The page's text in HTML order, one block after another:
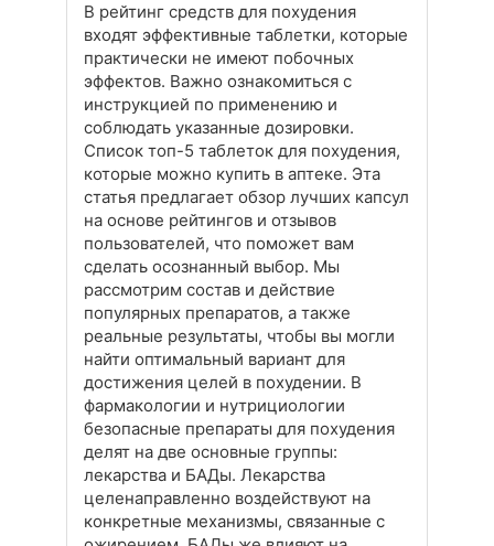
В рейтинг средств для похудения
входят эффективные таблетки, которые
практически не имеют побочных
эффектов. Важно ознакомиться с
инструкцией по применению и
соблюдать указанные дозировки.
Список топ-5 таблеток для похудения,
которые можно купить в аптеке. Эта
статья предлагает обзор лучших капсул
на основе рейтингов и отзывов
пользователей, что поможет вам
сделать осознанный выбор. Мы
рассмотрим состав и действие
популярных препаратов, а также
реальные результаты, чтобы вы могли
найти оптимальный вариант для
достижения целей в похудении. В
фармакологии и нутрициологии
безопасные препараты для похудения
делят на две основные группы:
лекарства и БАДы. Лекарства
целенаправленно воздействуют на
конкретные механизмы, связанные с